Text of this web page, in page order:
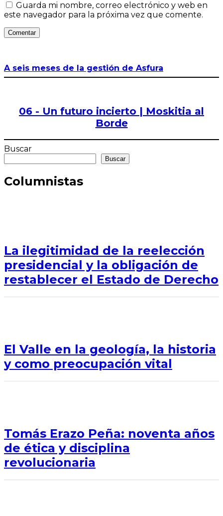
Guarda mi nombre, correo electrónico y web en
este navegador para la próxima vez que comente.
Comentar
A seis meses de la gestión de Asfura
06 - Un futuro incierto | Moskitia al
Borde
Buscar
Buscar
Columnistas
La ilegitimidad de la reelección
presidencial y la obligación de
restablecer el Estado de Derecho
El Valle en la geología, la historia
y como preocupación vital
Tomás Erazo Peña: noventa años
de ética y disciplina
revolucionaria